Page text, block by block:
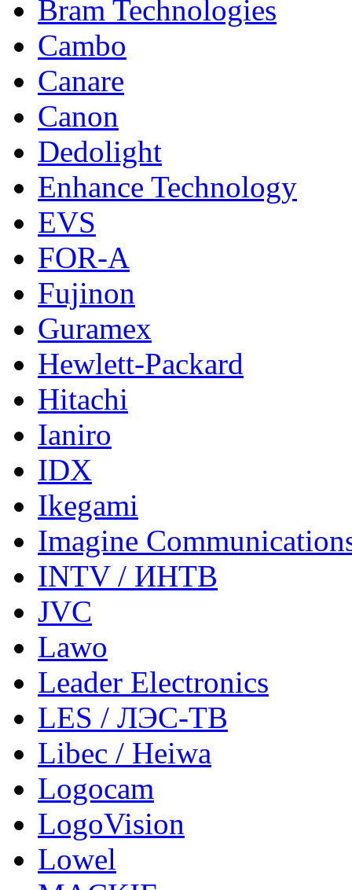
Bram Technologies
Cambo
Canare
Canon
Dedolight
Enhance Technology
EVS
FOR-A
Fujinon
Guramex
Hewlett-Packard
Hitachi
Ianiro
IDX
Ikegami
Imagine
INTV / ИНТВ
JVC
Lawo
Leader Electronics
LES / ЛЭС-ТВ
Libec / Heiwa
Logocam
LogoVision
Lowel